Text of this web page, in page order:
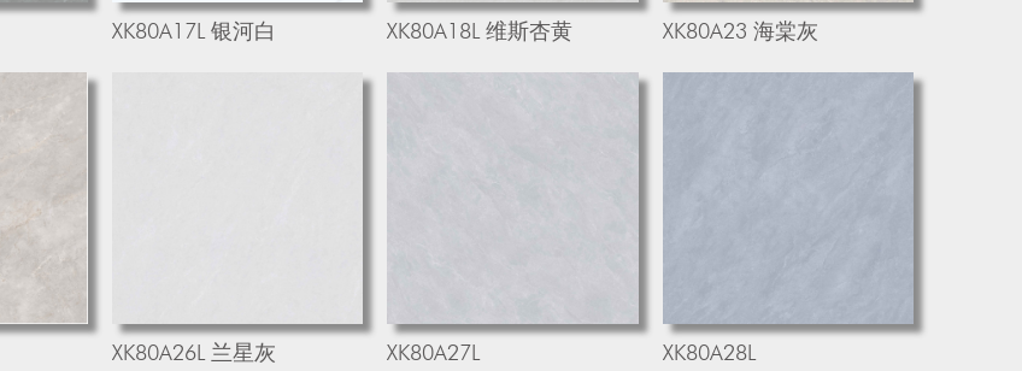
XK80A17L 银河白 XK80A18L 维斯杏黄 XK80A23 海棠灰
XK80A26L 兰星灰 XK80A27L XK80A28L